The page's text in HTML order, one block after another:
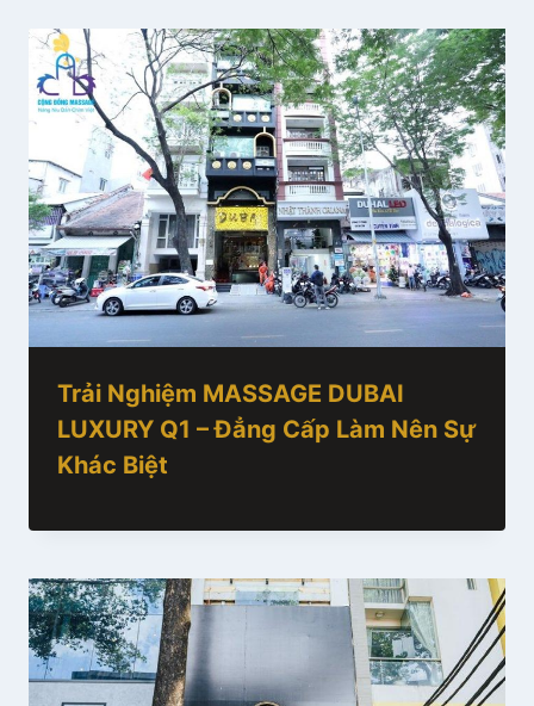
Trải Nghiệm MASSAGE DUBAI
LUXURY Q1 – Đẳng Cấp Làm Nên Sự
Khác Biệt